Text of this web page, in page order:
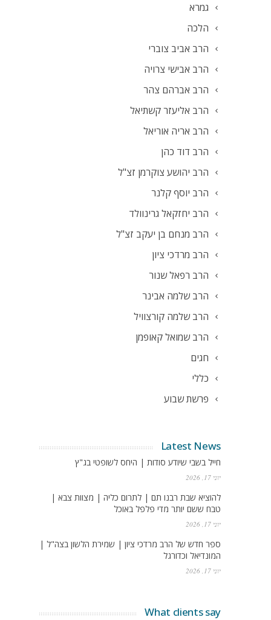
גמרא
הלכה
הרב אביב צוברי
הרב אבישי צרויה
הרב אברהם צהר
הרב אליעזר קשתיאל
הרב אריה אוריאל
הרב דוד כהן
הרב יהושע צוקרמן זצ"ל
הרב יוסף קלנר
הרב יחזקאל גרינוולד
הרב מנחם בן יעקב זצ"ל
הרב מרדכי ציון
הרב רפאל שנור
הרב שלמה אבינר
הרב שלמה קורצוויל
הרב שמואל קאופמן
חגים
כללי
פרשת שבוע
Latest News
חייל בשבי שיודע סודות | היחס לשופטי בג"ץ
יוני 17, 2026
להוציא שבת רבנו תם | לתרום כליה | מצוות צבא |
טבח ששם יותר מדי פלפל באוכל
יוני 17, 2026
ספר חדש של הרב מרדכי ציון | שמירת הלשון בצה"ל |
המונדיאל וכדורגל
יוני 17, 2026
What clients say